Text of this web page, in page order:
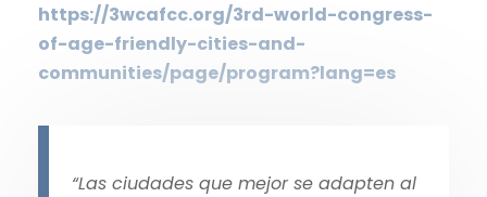
https://3wcafcc.org/3rd-world-congress-
of-age-friendly-cities-and-
communities/page/program?lang=es
“Las ciudades que mejor se adapten al